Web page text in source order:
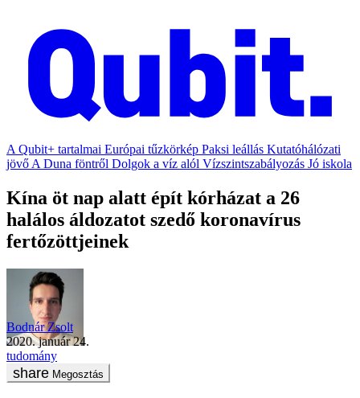
A Qubit+ tartalmai Európai tűzkörkép Paksi leállás Kutatóhálózati
jövő A Duna föntről Dolgok a víz alól Vízszintszabályozás Jó iskola
Kína öt nap alatt épít kórházat a 26
halálos áldozatot szedő koronavírus
fertőzöttjeinek
Bodnár Zsolt
2020. január 24.
tudomány
Megosztás